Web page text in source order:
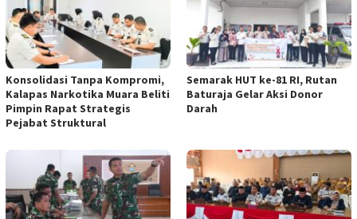
Konsolidasi Tanpa Kompromi,
Kalapas Narkotika Muara Beliti
Pimpin Rapat Strategis
Pejabat Struktural
Semarak HUT ke-81 RI, Rutan
Baturaja Gelar Aksi Donor
Darah